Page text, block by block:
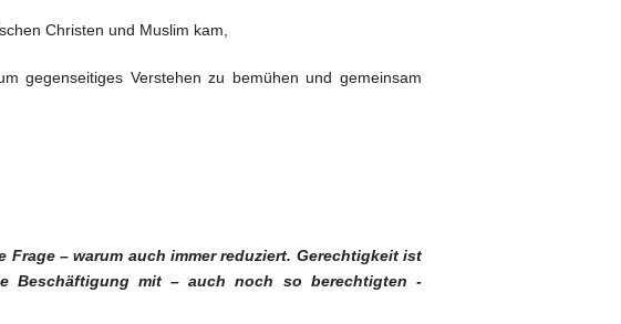
Christen und Muslim kam,
gegenseitiges Verstehen zu bemühen und gemeinsam
– warum auch immer reduziert. Gerechtigkeit ist
Beschäftigung mit – auch noch so berechtigten -